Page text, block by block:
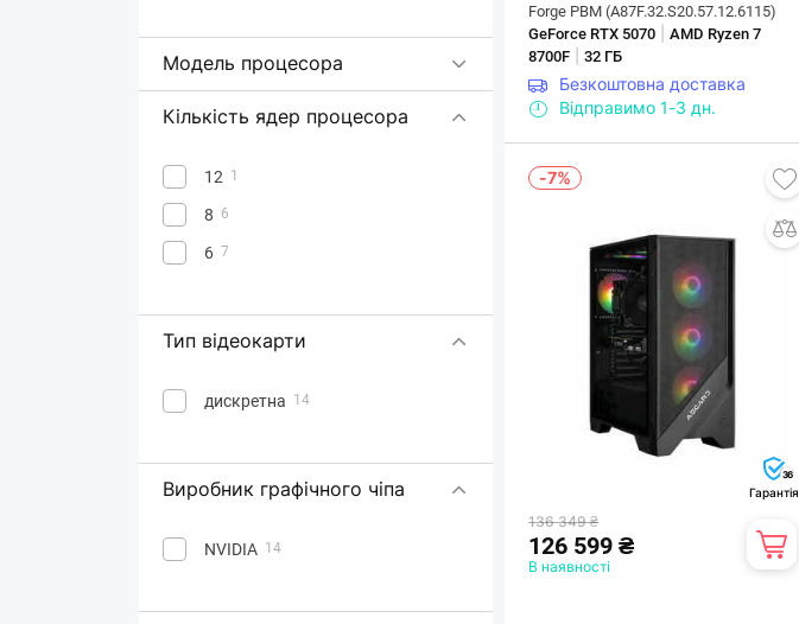
Модель процесора
Кількість ядер процесора
12 1
8 6
6 7
Тип відеокарти
дискретна 14
Виробник графічного чіпа
NVIDIA 14
Forge PBM (A87F.32.S20.57.12.6115)
GeForce RTX 5070
AMD Ryzen 7
8700F
32 ГБ
Безкоштовна доставка
Відправимо 1-3 дн.
-7%
36
Гарантія
136 349 ₴
126 599 ₴
В наявності